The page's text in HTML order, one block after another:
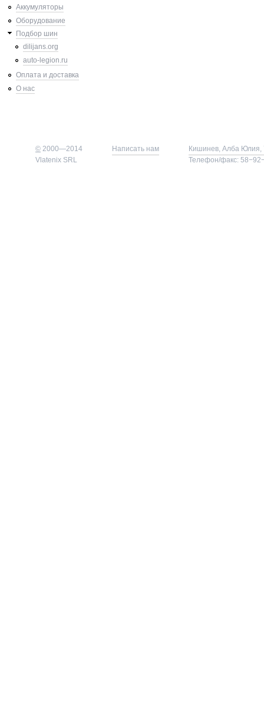
Аккумуляторы
Оборудование
Подбор шин
dilijans.org
auto-legion.ru
Оплата и доставка
О нас
© 2000—2014
Vlatenix SRL
Написать нам
Кишинев, Алба Юлия,
Телефон/факс: